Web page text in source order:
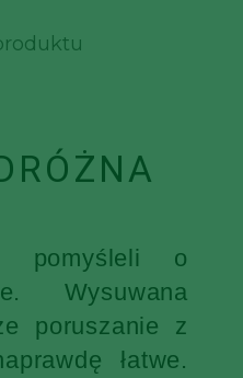
pomyśleli o
Wysuwana
poruszanie z
łatwe.